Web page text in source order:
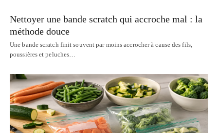
Nettoyer une bande scratch qui accroche mal : la
méthode douce
Une bande scratch finit souvent par moins accrocher à cause des fils,
poussières et peluches…